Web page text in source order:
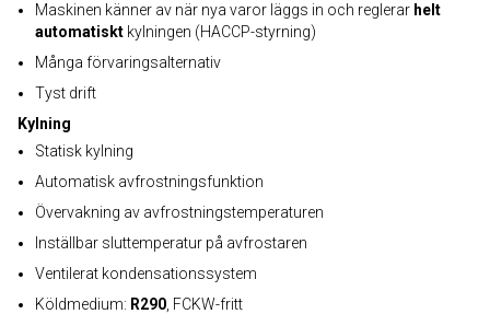
Maskinen känner av när nya varor läggs in och reglerar helt
automatiskt kylningen (HACCP-styrning)
Många förvaringsalternativ
Tyst drift
Kylning
Statisk kylning
Automatisk avfrostningsfunktion
Övervakning av avfrostningstemperaturen
Inställbar sluttemperatur på avfrostaren
Ventilerat kondensationssystem
Köldmedium: R290 , FCKW-fritt